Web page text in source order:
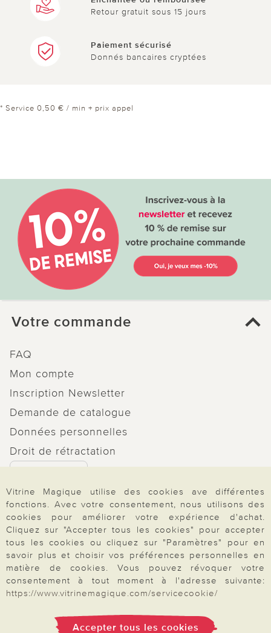
Retour gratuit sous 15 jours
Paiement sécurisé
Donnés bancaires cryptées
* Service 0,50 € / min + prix appel
Votre commande
FAQ
Mon compte
Inscription Newsletter
Demande de catalogue
Données personnelles
Droit de rétractation
Paiement & Livraison
À propos de nous
Vitrine Magique utilise des cookies ave différentes
fonctions. Avec votre consentement, nous utilisons des
cookies pour améliorer votre expérience d'achat.
Cliquez sur "Accepter tous les cookies" pour accepter
tous les cookies ou cliquez sur "Paramètres" pour en
savoir plus et choisir vos préférences personnelles en
matière de cookies. Vous pouvez révoquer votre
consentement à tout moment à l'adresse suivante:
https://www.vitrinemagique.com/servicecookie/
Accepter tous les cookies